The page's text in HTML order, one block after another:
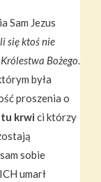
Sam Jezus
się ktoś nie
Bożego.
była
proszenia o
krwi ci którzy
sobie
umarł